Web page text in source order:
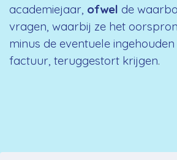
academiejaar, ofwel de
vragen, waarbij ze het
minus de eventuele
factuur, teruggestort krijgen.